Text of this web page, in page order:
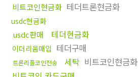
비트코인현금화 테더트론현금화
usdc현금화
usdc판매 테더현금화
이더리움매입 테더구매
트론리플코인전송 세탁 비트코인현금화